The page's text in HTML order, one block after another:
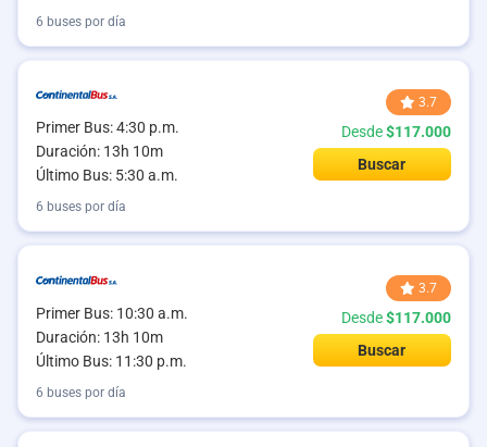
6 buses por día
Primer Bus: 4:30 p.m.
Duración: 13h 10m
Último Bus: 5:30 a.m.
3.7
Desde$117.000
Buscar
6 buses por día
Primer Bus: 10:30 a.m.
Duración: 13h 10m
Último Bus: 11:30 p.m.
3.7
Desde$117.000
Buscar
6 buses por día